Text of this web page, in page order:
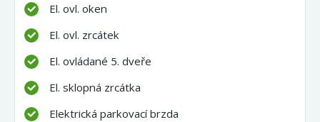
El. ovl. oken
El. ovl. zrcátek
El. ovládané 5. dveře
El. sklopná zrcátka
Elektrická parkovací brzda